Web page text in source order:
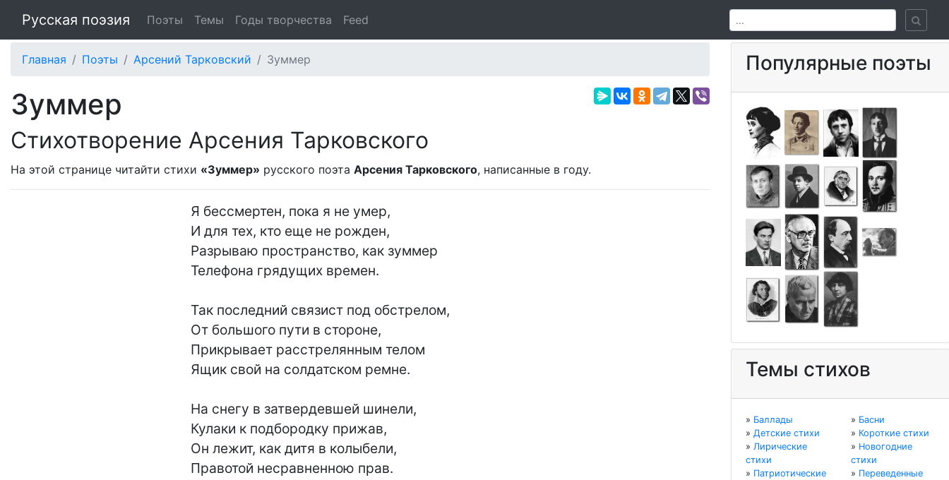
Русская поэзия Поэты Темы Годы творчества Feed
Главная Поэты Арсений Тарковский Зуммер
Зуммер
Стихотворение Арсения Тарковского
На этой странице читайти стихи «Зуммер» русского поэта Арсения Тарковского, написанные в году.
Я бессмертен, пока я не умер,
И для тех, кто еще не рожден,
Разрываю пространство, как зуммер
Телефона грядущих времен.
Так последний связист под обстрелом,
От большого пути в стороне,
Прикрывает расстрелянным телом
Ящик свой на солдатском ремне.
На снегу в затвердевшей шинели,
Кулаки к подбородку прижав,
Он лежит, как дитя в колыбели,
Правотой несравненною прав.
Популярные поэты
Темы стихов
» Баллады » Басни
» Детские стихи » Короткие стихи
» Лирические
стихи
» Новогодние
стихи
» Патриотические
» Переведенные